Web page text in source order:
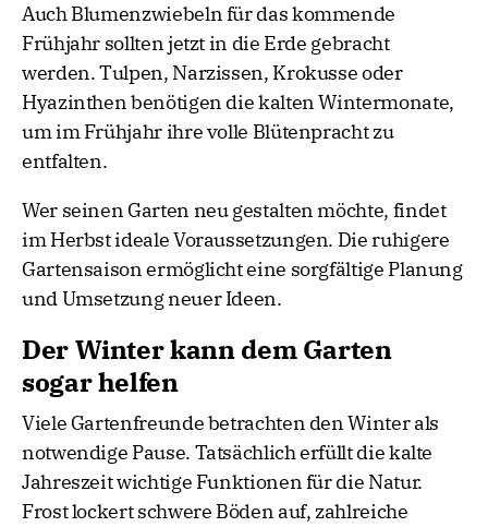
Auch Blumenzwiebeln für das kommende
Frühjahr sollten jetzt in die Erde gebracht
werden. Tulpen, Narzissen, Krokusse oder
Hyazinthen benötigen die kalten Wintermonate,
um im Frühjahr ihre volle Blütenpracht zu
entfalten.
Wer seinen Garten neu gestalten möchte, findet
im Herbst ideale Voraussetzungen. Die ruhigere
Gartensaison ermöglicht eine sorgfältige Planung
und Umsetzung neuer Ideen.
Der Winter kann dem Garten
sogar helfen
Viele Gartenfreunde betrachten den Winter als
notwendige Pause. Tatsächlich erfüllt die kalte
Jahreszeit wichtige Funktionen für die Natur.
Frost lockert schwere Böden auf, zahlreiche